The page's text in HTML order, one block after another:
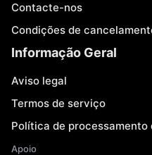
Contacte-nos
Condições de
Informação Geral
Aviso legal
Termos de serviço
Política de processamento
Apoio